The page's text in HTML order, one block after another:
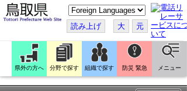
こ
の
ペ
ー
ジ
翻
訳
す
る
読み上げ 大 元
県外の方へ 分野で探す 組織で探す 防災 緊急 メニュー